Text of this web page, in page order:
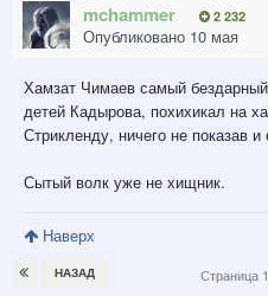
mchammer 2 232
Опубликовано 10 мая
Хамзат Чимаев самый
детей Кадырова, похихикал на
Стрикленду, ничего не показав
Сытый волк уже не хищник.
Наверх
НАЗАД Страница